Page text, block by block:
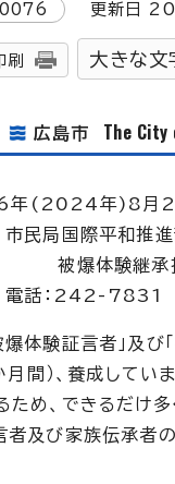
更新日
刷 大きな文
広島市 The City
年(2024年)8月26
市民局国際平和推
被爆体験継承
電話：242-7831
体験証言者」及び
間）、養成していま
め、できるだけ多
者及び家族伝承者